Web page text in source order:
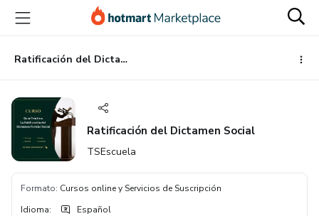
principal
página
de
página
Ratificación del Dictamen Social
Ratificación del Dictamen Social
TSEscuela
Formato: Cursos online y Servicios de Suscripción
Idioma: Español